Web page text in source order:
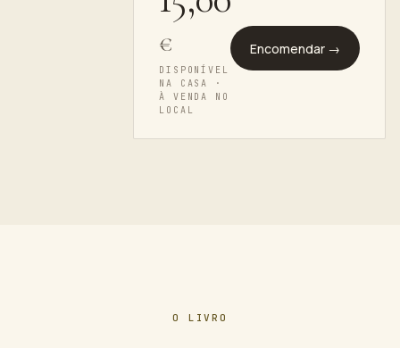
€
DISPONÍVEL
NA CASA ·
À VENDA NO
LOCAL
Encomendar →
O LIVRO